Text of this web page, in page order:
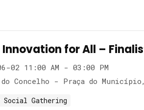
Innovation for All –
02 11:00 AM - 03:00 PM
do Concelho - Praça do
Gathering